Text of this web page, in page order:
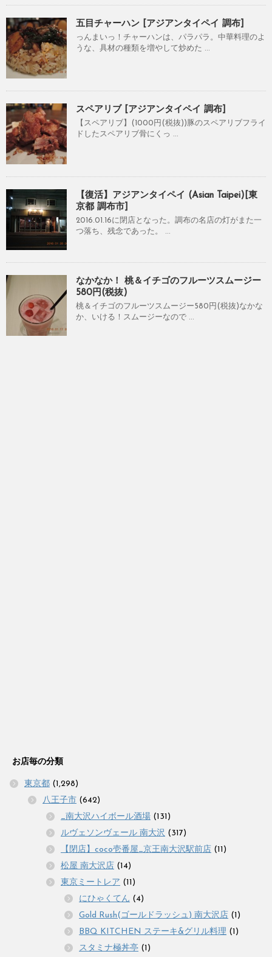
五目チャーハン [アジアンタイペイ 調布]
っんまいっ！チャーハンは、パラパラ。中華料理のよ
うな、具材の種類を増やして炒めた ...
スペアリブ [アジアンタイペイ 調布]
【スペアリブ】(1000円(税抜))豚のスペアリブフライ
ドしたスペアリブ骨にくっ ...
【復活】アジアンタイペイ (Asian Taipei)[東
京都 調布市]
2016.01.16に閉店となった。調布の名店の灯がまた一
つ落ち、残念であった。 ...
なかなか！ 桃＆イチゴのフルーツスムージー
580円(税抜)
桃＆イチゴのフルーツスムージー580円(税抜)なかな
か、いける！スムージーなので ...
お店毎の分類
東京都 (1,298)
八王子市 (642)
_南大沢ハイボール酒場 (131)
ルヴェソンヴェール 南大沢 (317)
【閉店】coco壱番屋_京王南大沢駅前店 (11)
松屋 南大沢店 (14)
東京ミートレア (11)
にひゃくてん (4)
Gold Rush(ゴールドラッシュ) 南大沢店 (1)
BBQ KITCHEN ステーキ&グリル料理 (1)
スタミナ極丼亭 (1)